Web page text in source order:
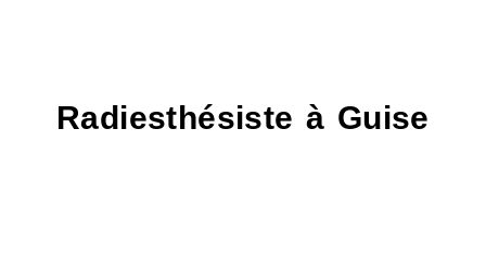
Radiesthésiste à Guise